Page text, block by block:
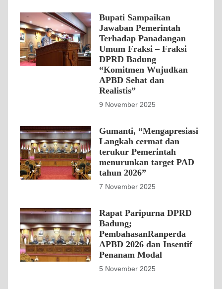
Bupati Sampaikan
Jawaban Pemerintah
Terhadap Panadangan
Umum Fraksi – Fraksi
DPRD Badung
“Komitmen Wujudkan
APBD Sehat dan
Realistis”
9 November 2025
Gumanti, “Mengapresiasi
Langkah cermat dan
terukur Pemerintah
menurunkan target PAD
tahun 2026”
7 November 2025
Rapat Paripurna DPRD
Badung;
PembahasanRanperda
APBD 2026 dan Insentif
Penanam Modal
5 November 2025